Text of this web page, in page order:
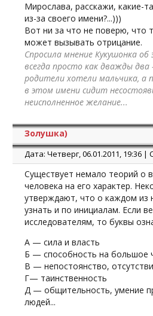
Мирослава, расскажи, какие-
из-за своего имени?...)))
Вот ни за что не поверю, что
может вызывать отрицание.
Спросила мнение Кукушонка об
всегда просто как дважды
родители хотели мальчика, а
в этом имени сидит
неисполненное желание...
Золушка)
Дата: Четверг, 06.01.2011, 19:36
Существует немало теорий о
человека на его характер.
утверждают, что о каждом из
узнать и по инициалам. Если
исследователям, то буквы
А — сила и власть
Б — способность на большое
В — непостоянство,
Г— таинственность
Д — общительность, умение
людей...